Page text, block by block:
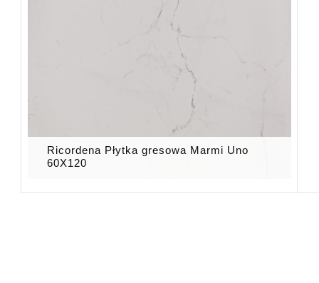
Ricordena Płytka gresowa Marmi Uno
60X120